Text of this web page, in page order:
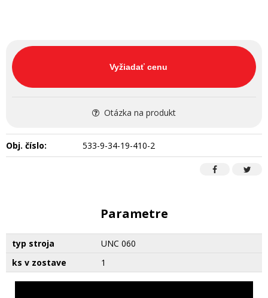
Vyžiadať cenu
Otázka na produkt
Obj. číslo: 533-9-34-19-410-2
Parametre
typ stroja
UNC 060
ks v zostave
1